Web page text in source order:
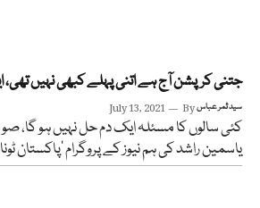
جتنی کرپشن آج ہے اتنی پہلے کبھی نہیں تھی،
July 13, 2021 Byسید ثمر عباس
کئی سالوں کا مسئلہ ایک دم حل نہیں ہو گا،
یاسمین راشد کی ہم نیوز کے پروگرام ’پاکستان